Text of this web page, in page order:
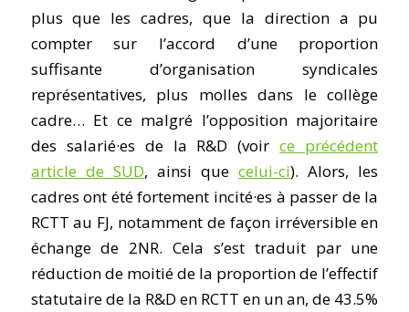
plus que les cadres, que la direction a pu
compter sur l’accord d’une proportion
suffisante d’organisation syndicales
représentatives, plus molles dans le collège
cadre… Et ce malgré l’opposition majoritaire
des salarié·es de la R&D (voirce précédent
article de SUD, ainsi quecelui-ci). Alors, les
cadres ont été fortement incité·es à passer de la
RCTT au FJ, notamment de façon irréversible en
échange de 2NR. Cela s’est traduit par une
réduction de moitié de la proportion de l’effectif
statutaire de la R&D en RCTT en un an, de 43.5%